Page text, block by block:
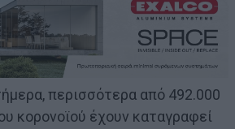
περισσότερα από 492.000
κορoνοϊού έχουν καταγραφεί